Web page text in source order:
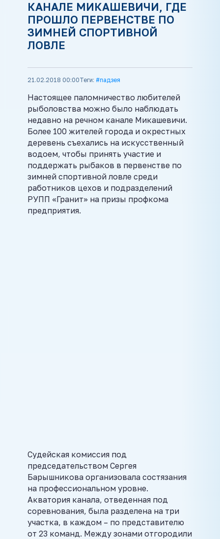
КАНАЛЕ МИКАШЕВИЧИ, ГДЕ
ПРОШЛО ПЕРВЕНСТВЕ ПО
ЗИМНЕЙ СПОРТИВНОЙ
ЛОВЛЕ
21.02.2018 00:00Теги: #падзея
Настоящее паломничество любителей
рыболовства можно было наблюдать
недавно на речном канале Микашевичи.
Более 100 жителей города и окрестных
деревень съехались на искусственный
водоем, чтобы принять участие и
поддержать рыбаков в первенстве по
зимней спортивной ловле среди
работников цехов и подразделений
РУПП «Гранит» на призы профкома
предприятия.
Судейская комиссия под
председательством Сергея
Барышникова организовала состязания
на профессиональном уровне.
Акватория канала, отведенная под
соревнования, была разделена на три
участка, в каждом – по представителю
от 23 команд. Между зонами отгородили